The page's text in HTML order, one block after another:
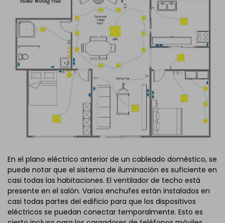
En el plano eléctrico anterior de un cableado doméstico, se
puede notar que el sistema de iluminación es suficiente en
casi todas las habitaciones. El ventilador de techo está
presente en el salón. Varios enchufes están instalados en
casi todas partes del edificio para que los dispositivos
eléctricos se puedan conectar temporalmente. Esto es